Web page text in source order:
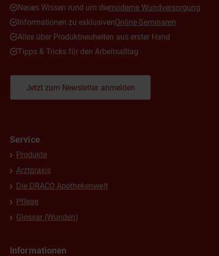
Neues Wissen rund um diemoderne Wundversorgung
Informationen zu exklusivenOnline-Seminaren
Alles über Produktneuheiten aus erster Hand
Tipps & Tricks für den Arbeitsalltag
Jetzt zum Newsletter anmelden
Service
Produkte
Arztpraxis
Die DRACO Apothekenwelt
Pflege
Glossar (Wunden)
Informationen